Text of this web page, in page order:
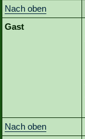
Nach oben
Gast
Nach oben